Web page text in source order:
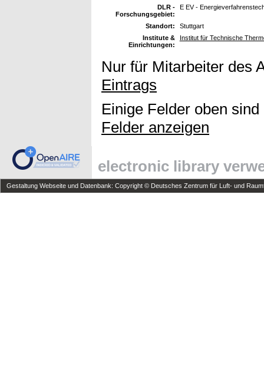
DLR -
Forschungsgebiet:
E EV -
Standort:
Stuttgart
Institute &
Einrichtungen:
Institut für Technische
Nur für Mitarbeiter des
Eintrags
Einige Felder oben
Felder anzeigen
electronic library
Gestaltung Webseite und Datenbank: Copyright © Deutsches Zentrum für Luft- und